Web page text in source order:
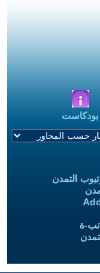
بودكاست
التمدن
ة